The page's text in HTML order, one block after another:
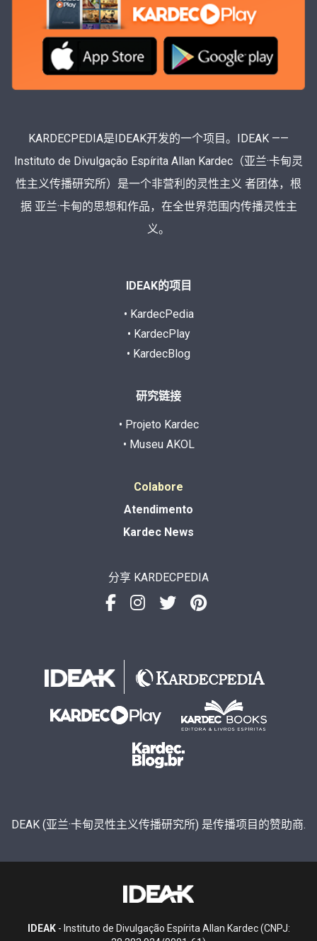
KARDECPEDIA是IDEAK开发的一个项目。IDEAK ——
Instituto de Divulgação Espírita Allan Kardec（亚兰·卡甸灵
性主义传播研究所）是一个非营利的灵性主义 者团体，根
据 亚兰·卡甸的思想和作品，在全世界范围内传播灵性主
义。
IDEAK的项目
• KardecPedia
• KardecPlay
• KardecBlog
研究链接
• Projeto Kardec
• Museu AKOL
Colabore
Atendimento
Kardec News
分享 KARDECPEDIA
DEAK (亚兰·卡甸灵性主义传播研究所) 是传播项目的赞助商.
IDEAK- Instituto de Divulgação Espírita Allan Kardec (CNPJ: